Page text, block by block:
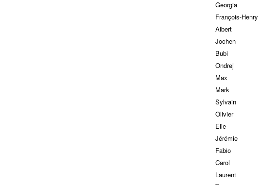
Georgia
François-Henry
Albert
Jochen
Bubi
Ondrej
Max
Mark
Sylvain
Olivier
Elie
Jérémie
Fabio
Carol
Laurent